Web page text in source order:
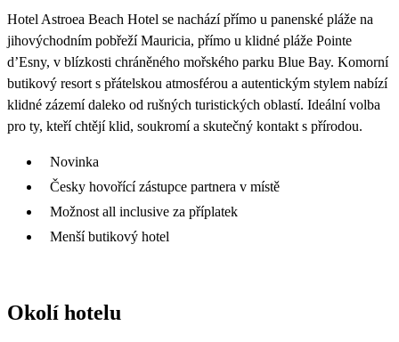
Hotel Astroea Beach Hotel se nachází přímo u panenské pláže na
jihovýchodním pobřeží Mauricia, přímo u klidné pláže Pointe
d’Esny, v blízkosti chráněného mořského parku Blue Bay. Komorní
butikový resort s přátelskou atmosférou a autentickým stylem nabízí
klidné zázemí daleko od rušných turistických oblastí. Ideální volba
pro ty, kteří chtějí klid, soukromí a skutečný kontakt s přírodou.
Novinka
Česky hovořící zástupce partnera v místě
Možnost all inclusive za příplatek
Menší butikový hotel
Okolí hotelu